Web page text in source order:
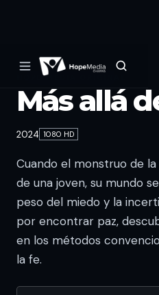
HOPE MEDIA ORIGINAL
Más allá
2024 1080 HD
Cuando el monstruo de
de una joven, su mundo
peso del miedo y la
por encontrar paz,
en los métodos
la fe.